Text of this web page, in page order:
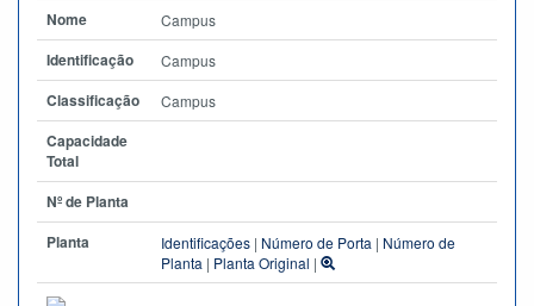
Nome
Campus
Identificação Campus
Classificação Campus
Capacidade
Total
Nº de Planta
Planta
Identificações | Número de Porta | Número de
Planta | Planta Original |